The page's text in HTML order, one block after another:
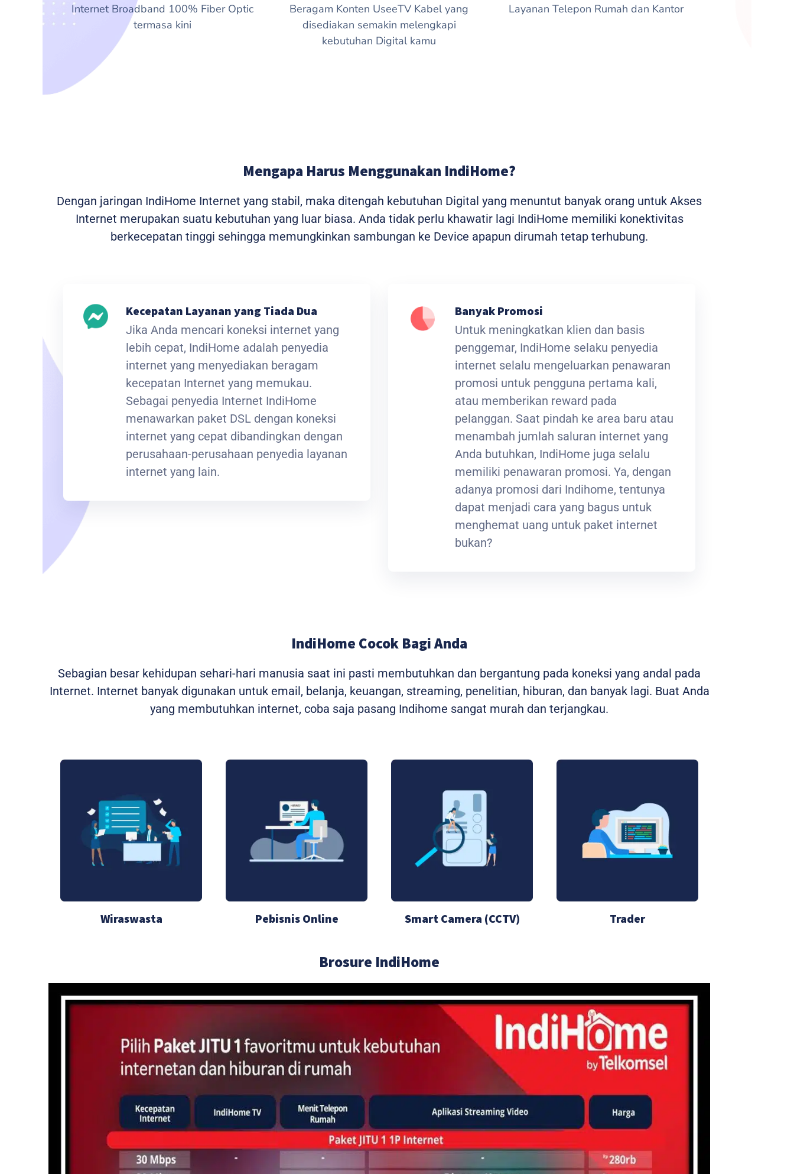
Internet Broadband 100% Fiber Optic
termasa kini
Beragam Konten UseeTV Kabel yang
disediakan semakin melengkapi
kebutuhan Digital kamu
Layanan Telepon Rumah dan Kantor
Mengapa Harus Menggunakan IndiHome?
Dengan jaringan IndiHome Internet yang stabil, maka ditengah kebutuhan Digital yang menuntut banyak orang untuk Akses
Internet merupakan suatu kebutuhan yang luar biasa. Anda tidak perlu khawatir lagi IndiHome memiliki konektivitas
berkecepatan tinggi sehingga memungkinkan sambungan ke Device apapun dirumah tetap terhubung.
Kecepatan Layanan yang Tiada Dua
Jika Anda mencari koneksi internet yang
lebih cepat, IndiHome adalah penyedia
internet yang menyediakan beragam
kecepatan Internet yang memukau.
Sebagai penyedia Internet IndiHome
menawarkan paket DSL dengan koneksi
internet yang cepat dibandingkan dengan
perusahaan-perusahaan penyedia layanan
internet yang lain.
Banyak Promosi
Untuk meningkatkan klien dan basis
penggemar, IndiHome selaku penyedia
internet selalu mengeluarkan penawaran
promosi untuk pengguna pertama kali,
atau memberikan reward pada
pelanggan. Saat pindah ke area baru atau
menambah jumlah saluran internet yang
Anda butuhkan, IndiHome juga selalu
memiliki penawaran promosi. Ya, dengan
adanya promosi dari Indihome, tentunya
dapat menjadi cara yang bagus untuk
menghemat uang untuk paket internet
bukan?
IndiHome Cocok Bagi Anda
Sebagian besar kehidupan sehari-hari manusia saat ini pasti membutuhkan dan bergantung pada koneksi yang andal pada
Internet. Internet banyak digunakan untuk email, belanja, keuangan, streaming, penelitian, hiburan, dan banyak lagi. Buat Anda
yang membutuhkan internet, coba saja pasang Indihome sangat murah dan terjangkau.
Wiraswasta Pebisnis Online Smart Camera (CCTV) Trader
Brosure IndiHome